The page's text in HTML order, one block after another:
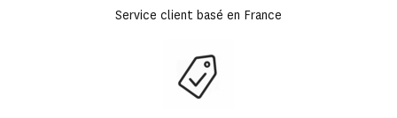
Service client basé en France